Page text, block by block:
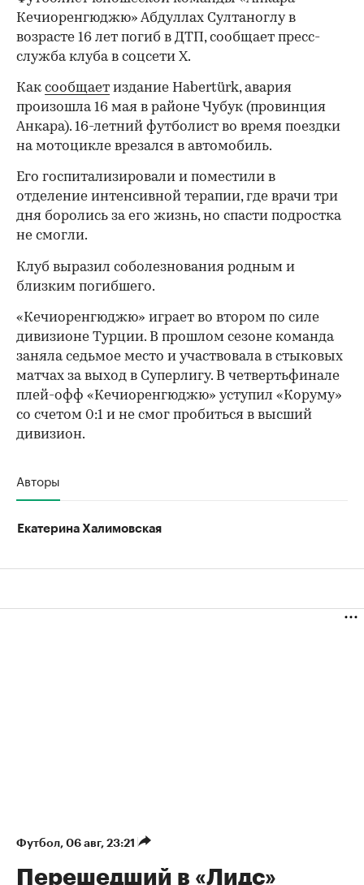
Кечиоренгюджю» Абдуллах Султаноглу в
возрасте 16 лет погиб в ДТП, сообщает пресс-
служба клуба в соцсети Х.
Как сообщает издание Habertürk, авария
произошла 16 мая в районе Чубук (провинция
Анкара). 16-летний футболист во время поездки
на мотоцикле врезался в автомобиль.
Его госпитализировали и поместили в
отделение интенсивной терапии, где врачи три
дня боролись за его жизнь, но спасти подростка
не смогли.
Клуб выразил соболезнования родным и
близким погибшего.
«Кечиоренгюджю» играет во втором по силе
дивизионе Турции. В прошлом сезоне команда
заняла седьмое место и участвовала в стыковых
матчах за выход в Суперлигу. В четвертьфинале
плей-офф «Кечиоренгюджю» уступил «Коруму»
со счетом 0:1 и не смог пробиться в высший
дивизион.
Авторы
Екатерина Халимовская
Футбол⁠, 06 авг, 23:21
Перешедший в «Лидс»